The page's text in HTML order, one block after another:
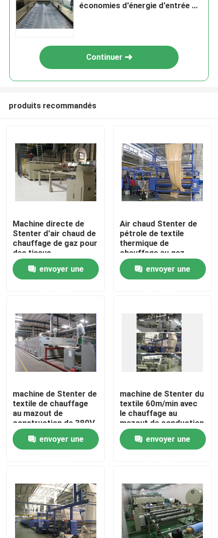
Maison
Au sujet de nous
Visite d'usine
Contactez-nous
nouvelles
machine de finissage de stenter
stenter d'arrangement de la chaleur
économies d'énergie d'entrée de
Continuer
produits recommandés
Machine directe de
Stenter d'air chaud de
chauffage de gaz pour
des tissus
envoyer une
Air chaud Stenter de
pétrole de textile
thermique de
chauffage au gaz
envoyer une
machine de Stenter de
textile de chauffage
au mazout de
construction de 380V
220V
envoyer une
machine de Stenter du
textile 60m/min avec
le chauffage au
mazout de conduction
envoyer une